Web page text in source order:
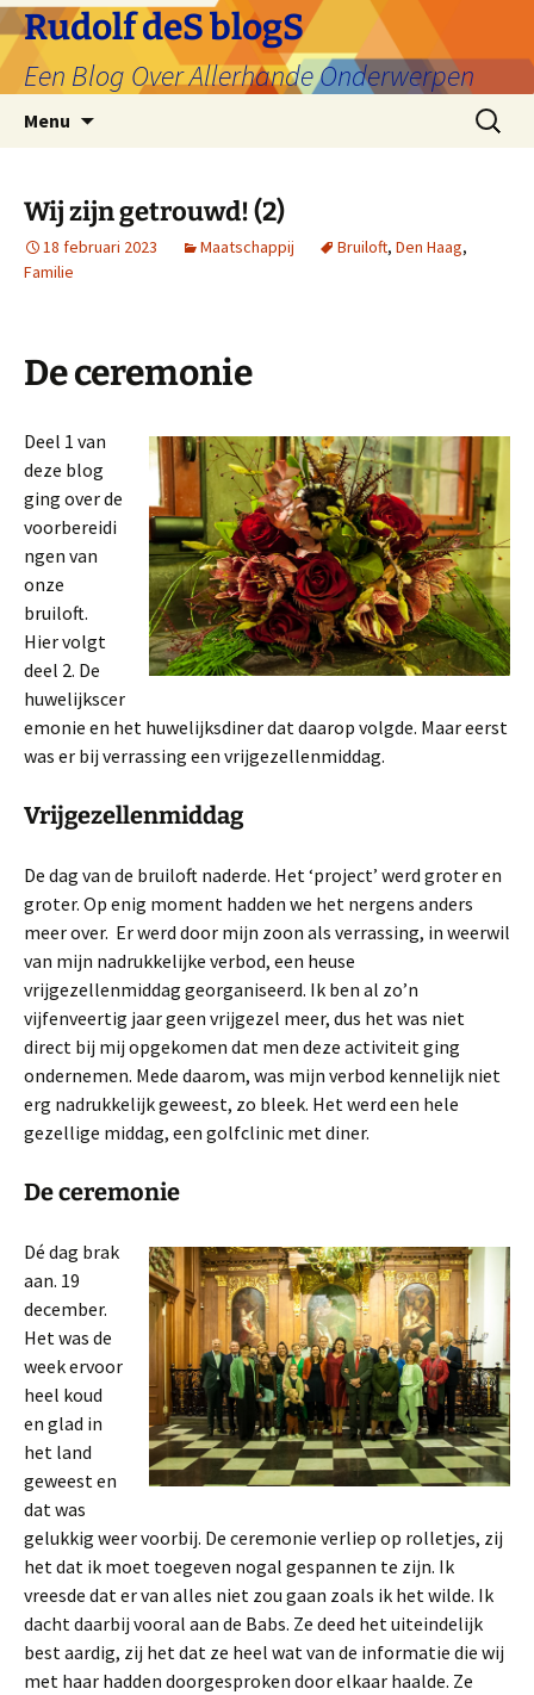
Ga
naar
de
inhoud
Rudolf deS blogS
Een Blog Over Allerhande Onderwerpen
Menu
Zoeken
naar:
Wij zijn getrouwd! (2)
18 februari 2023 Maatschappij Bruiloft, Den Haag,
Familie
De ceremonie
Deel 1 van
deze blog
ging over de
voorbereidi
ngen van
onze
bruiloft.
Hier volgt
deel 2. De
huwelijkscer
emonie en het huwelijksdiner dat daarop volgde. Maar eerst
was er bij verrassing een vrijgezellenmiddag.
Vrijgezellenmiddag
De dag van de bruiloft naderde. Het ‘project’ werd groter en
groter. Op enig moment hadden we het nergens anders
meer over. Er werd door mijn zoon als verrassing, in weerwil
van mijn nadrukkelijke verbod, een heuse
vrijgezellenmiddag georganiseerd. Ik ben al zo’n
vijfenveertig jaar geen vrijgezel meer, dus het was niet
direct bij mij opgekomen dat men deze activiteit ging
ondernemen. Mede daarom, was mijn verbod kennelijk niet
erg nadrukkelijk geweest, zo bleek. Het werd een hele
gezellige middag, een golfclinic met diner.
De ceremonie
Dé dag brak
aan. 19
december.
Het was de
week ervoor
heel koud
en glad in
het land
geweest en
dat was
gelukkig weer voorbij. De ceremonie verliep op rolletjes, zij
het dat ik moet toegeven nogal gespannen te zijn. Ik
vreesde dat er van alles niet zou gaan zoals ik het wilde. Ik
dacht daarbij vooral aan de Babs. Ze deed het uiteindelijk
best aardig, zij het dat ze heel wat van de informatie die wij
met haar hadden doorgesproken door elkaar haalde. Ze